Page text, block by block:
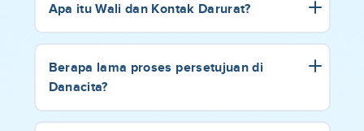
Apa itu Wali dan Kontak Darurat?
Berapa lama proses persetujuan di
Danacita?